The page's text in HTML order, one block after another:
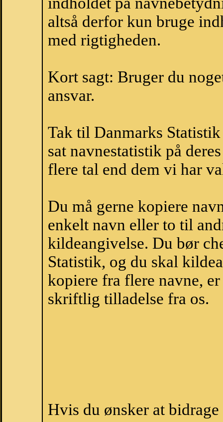
altså derfor kun bruge
med rigtigheden.
Kort sagt: Bruger du
ansvar.
Tak til Danmarks
sat navnestatistik på
flere tal end dem vi har
Du må gerne kopiere
enkelt navn eller to til
kildeangivelse. Du bør
Statistik, og du skal
kopiere fra flere navne,
skriftlig tilladelse fra os.
Hvis du ønsker at